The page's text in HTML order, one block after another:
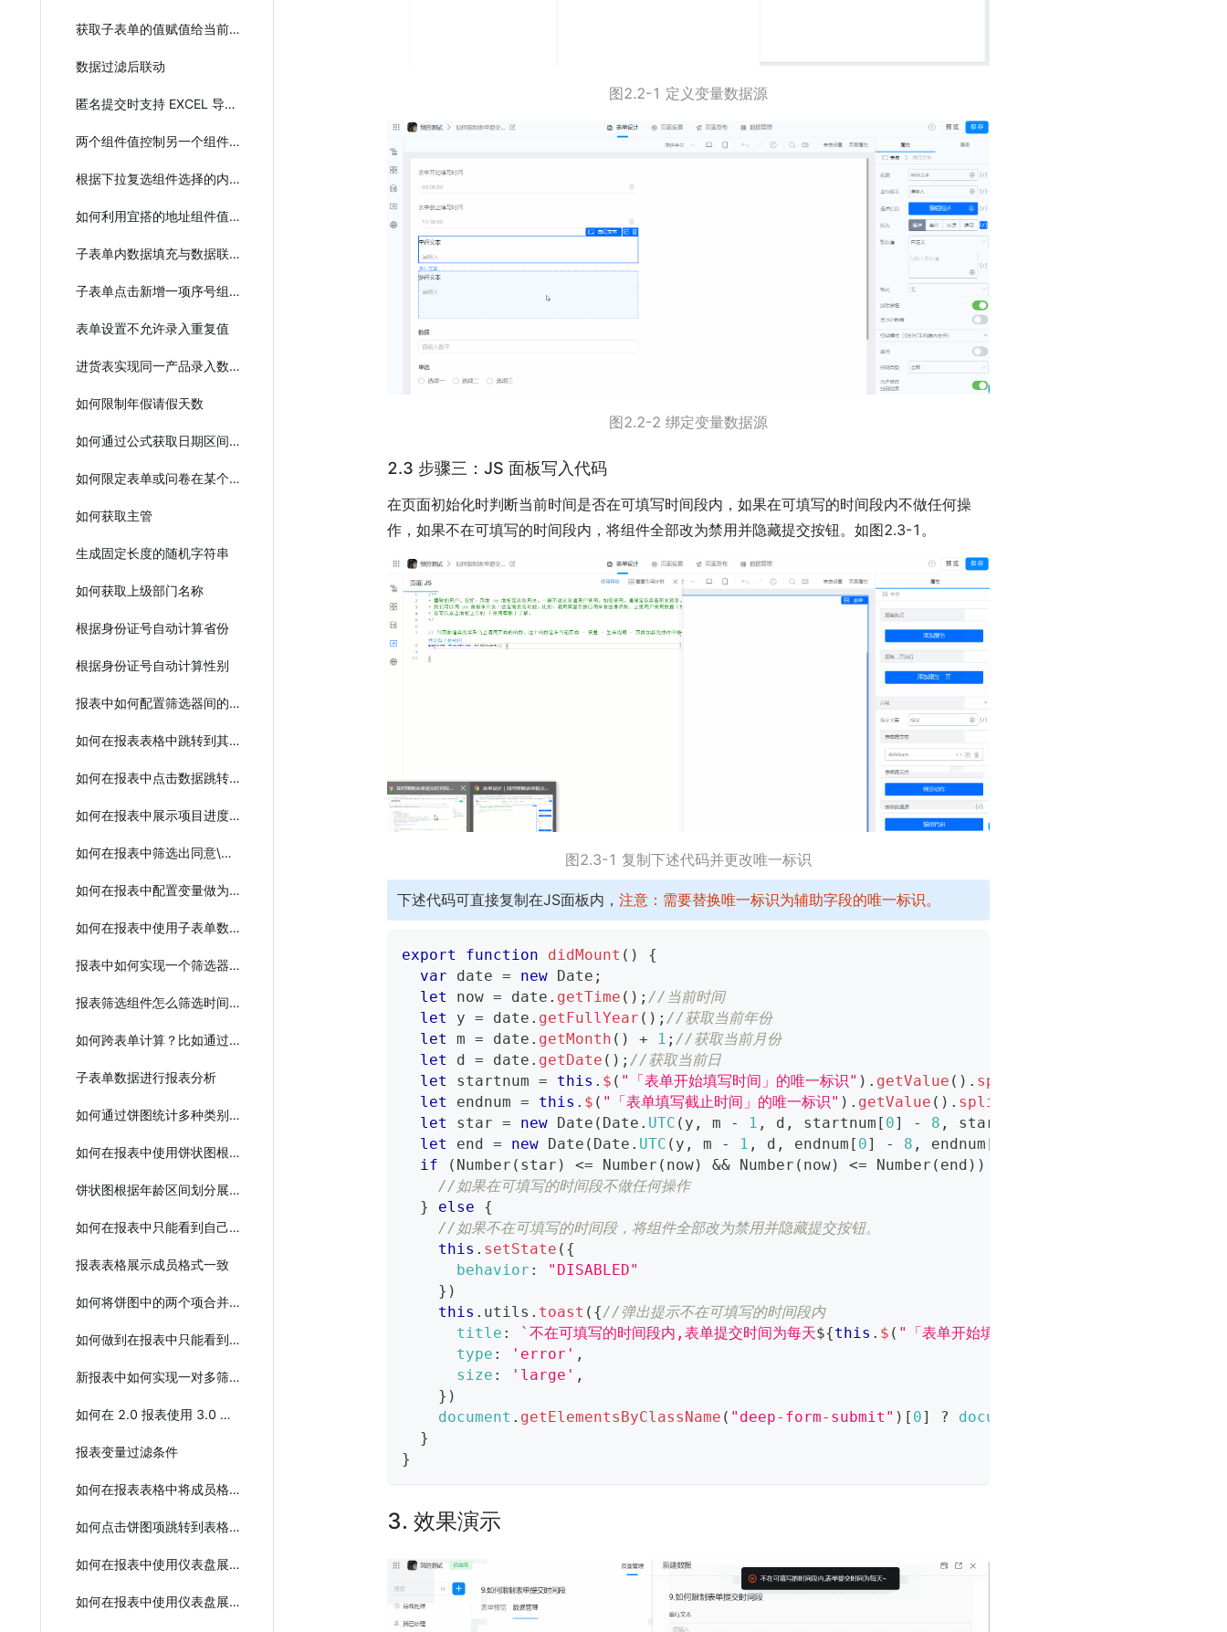
获取子表单的值赋值给当前主表单
数据过滤后联动
匿名提交时支持 EXCEL 导入子表单
两个组件值控制另一个组件的状态
根据下拉复选组件选择的内容填充子表单
如何利用宜搭的地址组件值用于下拉组件
子表单内数据填充与数据联动混合使用
子表单点击新增一项序号组件加一
表单设置不允许录入重复值
进货表实现同一产品录入数量进行叠加
如何限制年假请假天数
如何通过公式获取日期区间的结束时间
如何限定表单或问卷在某个日期前有效提交
如何获取主管
生成固定长度的随机字符串
如何获取上级部门名称
根据身份证号自动计算省份
根据身份证号自动计算性别
报表中如何配置筛选器间的联动？
如何在报表表格中跳转到其他报表中做过滤数据？
如何在报表中点击数据跳转到详情？
如何在报表中展示项目进度做报表统计？
如何在报表中筛选出同意\拒绝
如何在报表中配置变量做为过滤条件
如何在报表中使用子表单数据进行报表分析
报表中如何实现一个筛选器关联多个表单？
报表筛选组件怎么筛选时间区间
如何跨表单计算？比如通过进货信息和出货信息计算存货信息
子表单数据进行报表分析
如何通过饼图统计多种类别的具体详情
如何在报表中使用饼状图根据年龄区间来划分展示？
饼状图根据年龄区间划分展示
如何在报表中只能看到自己部门的数据
报表表格展示成员格式一致
如何将饼图中的两个项合并成一个进行计数？
如何做到在报表中只能看到自己部门的数据？
新报表中如何实现一对多筛选？
如何在 2.0 报表使用 3.0 报表功能
报表变量过滤条件
如何在报表表格中将成员格式展示成一致？
如何点击饼图项跳转到表格详情列表
如何在报表中使用仪表盘展示身体状况？
如何在报表中使用仪表盘展示身体状况
图2.2-1 定义变量数据源
图2.2-2 绑定变量数据源
2.3 步骤三：JS 面板写入代码
在页面初始化时判断当前时间是否在可填写时间段内，如果在可填写的时间段内不做任何操
作，如果不在可填写的时间段内，将组件全部改为禁用并隐藏提交按钮。如图2.3-1。
图2.3-1 复制下述代码并更改唯一标识
下述代码可直接复制在JS面板内， 注意：需要替换唯一标识为辅助字段的唯一标识。
export function didMount ( )
{
var date = new Date ;
let
now = date . getTime ( ) ; //当前时间
let
y = date . getFullYear ( ) ; //获取当前年份
let
m = date . getMonth ( ) + 1 ; //获取当前月份
let
d = date . getDate ( ) ; //获取当前日
let
startnum = this . $ ( "「表单开始填写时间」的唯一标识" ) . getValue ( ) . split
let
endnum = this . $ ( "「表单填写截止时间」的唯一标识" ) . getValue ( ) . split
let
star = new Date ( Date . UTC ( y , m - 1 , d , startnum [ 0] - 8 , startnum
let
end = new Date ( Date . UTC ( y , m - 1 , d , endnum [ 0] - 8 , endnum [
if
( Number ( star ) <= Number ( now) && Number ( now) <= Number ( end ) )
//如果在可填写的时间段不做任何操作
}
else
{
//如果不在可填写的时间段，将组件全部改为禁用并隐藏提交按钮。
this . setState ( {
behavior :
"DISABLED"
} )
this . utils . toast ( {//弹出提示不在可填写的时间段内
title : ` 不在可填写的时间段内,表单提交时间为每天${this . $ ( "「表单开始填写时间」的唯一标识"
type : 'error' ,
size : 'large' ,
} )
document . getElementsByClassName ( "deep-form-submit" ) [ 0] ? document
}
}
3. 效果演示